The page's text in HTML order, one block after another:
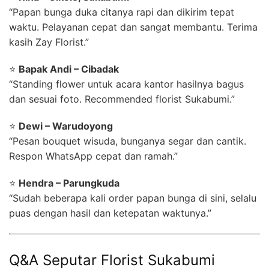
“Papan bunga duka citanya rapi dan dikirim tepat
waktu. Pelayanan cepat dan sangat membantu. Terima
kasih Zay Florist.”
⭐ Bapak Andi – Cibadak
“Standing flower untuk acara kantor hasilnya bagus
dan sesuai foto. Recommended florist Sukabumi.”
⭐ Dewi – Warudoyong
“Pesan bouquet wisuda, bunganya segar dan cantik.
Respon WhatsApp cepat dan ramah.”
⭐ Hendra – Parungkuda
“Sudah beberapa kali order papan bunga di sini, selalu
puas dengan hasil dan ketepatan waktunya.”
Q&A Seputar Florist Sukabumi